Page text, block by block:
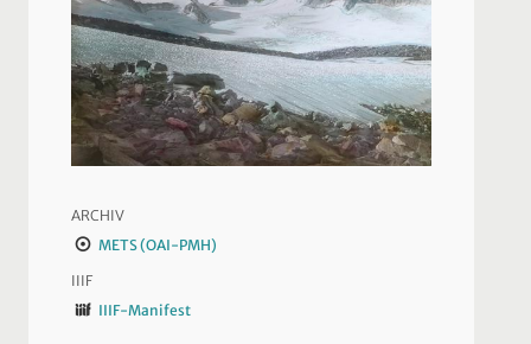
ARCHIV
METS (OAI-PMH)
IIIF
IIIF-Manifest